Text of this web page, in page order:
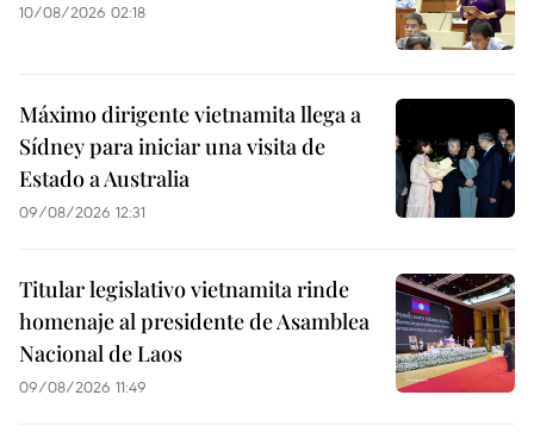
10/08/2026 02:18
Máximo dirigente vietnamita llega a
Sídney para iniciar una visita de
Estado a Australia
09/08/2026 12:31
Titular legislativo vietnamita rinde
homenaje al presidente de Asamblea
Nacional de Laos
09/08/2026 11:49